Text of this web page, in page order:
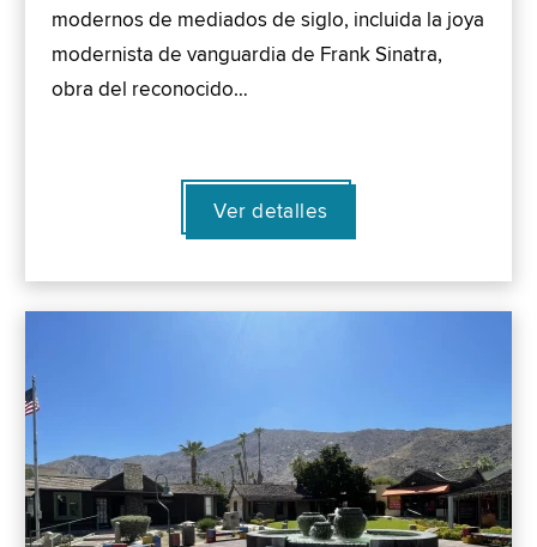
modernos de mediados de siglo, incluida la joya
modernista de vanguardia de Frank Sinatra,
obra del reconocido…
Ver detalles